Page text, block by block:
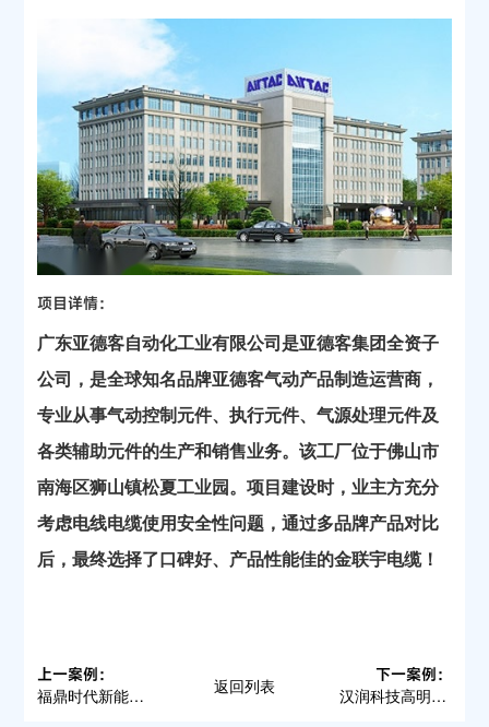
项目详情：
广东亚德客自动化工业有限公司是亚德客集团全资子
公司，是全球知名品牌亚德客气动产品制造运营商，
专业从事气动控制元件、执行元件、气源处理元件及
各类辅助元件的生产和销售业务。该工厂位于佛山市
南海区狮山镇松夏工业园。项目建设时，业主方充分
考虑电线电缆使用安全性问题，通过多品牌产品对比
后，最终选择了口碑好、产品性能佳的金联宇电缆！
上一案例：
福鼎时代新能源科技有限公司 返回列表 下一案例：
汉润科技高明生产基地